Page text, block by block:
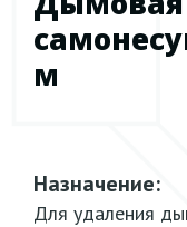
м
Назначение:
Для удаления